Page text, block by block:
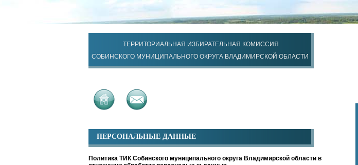
ТЕРРИТОРИАЛЬНАЯ ИЗБИРАТЕЛЬНАЯ КОМИССИЯ
СОБИНСКОГО МУНИЦИПАЛЬНОГО ОКРУГА ВЛАДИМИРСКОЙ ОБЛАСТИ
ПЕРСОНАЛЬНЫЕ ДАННЫЕ
Политика ТИК Собинского муниципального округа Владимирской области в